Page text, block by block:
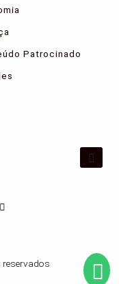
Patrocinado
reservados
o acesso,
TERMOS